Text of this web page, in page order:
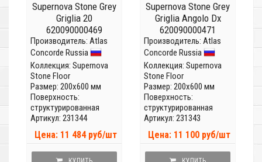
Supernova Stone Grey
Griglia 20
620090000469
Производитель: Atlas
Concorde Russia
Коллекция: Supernova
Stone Floor
Размер: 200x600 мм
Поверхность:
структурированная
Артикул: 231344
Цена: 11 484 руб/шт
Supernova Stone Grey
Griglia Angolo Dx
620090000471
Производитель: Atlas
Concorde Russia
Коллекция: Supernova
Stone Floor
Размер: 200x600 мм
Поверхность:
структурированная
Артикул: 231343
Цена: 11 100 руб/шт